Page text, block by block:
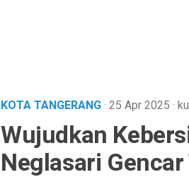
KOTA TANGERANG· 25 Apr 2025 ·
Wujudkan
Neglasari